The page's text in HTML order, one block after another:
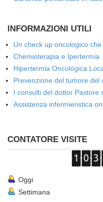
INFORMAZIONI UTILI
Un check up oncologico
Chemioterapia e Ipertermia
Hipertermia Oncológica
Prevenzione del tumore del
I consulti del dottor Pastore
Assistenza infermieristica
CONTATORE VISITE
Oggi
Settimana